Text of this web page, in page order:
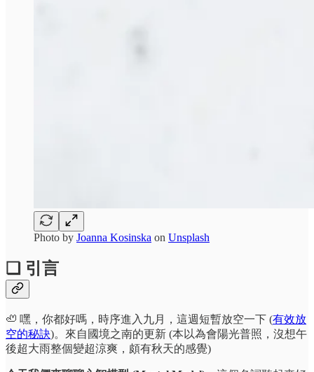
Photo by Joanna Kosinska on Unsplash
❏ 引言
🦥 嘿，你都好嗎，時序進入九月，這週短暫放空一下 (有效放
空的秘訣)。來自國境之南的更新 (本以為會陽光普照，沒想午
後超大雨整個變超涼爽，頗有秋天的感覺)